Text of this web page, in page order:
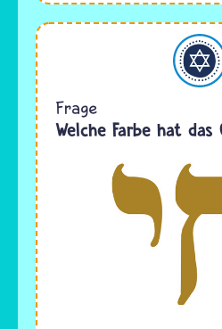
Judentum
Frage
Welche Farbe hat das